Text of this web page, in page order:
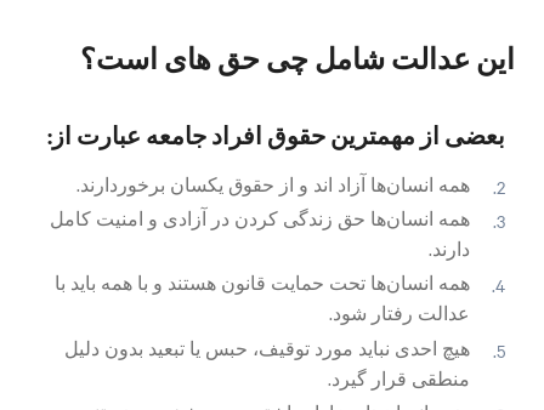
این عدالت شامل چی حق های است؟
بعضی از مهمترین حقوق افراد جامعه عبارت از:
همه انسان‌ها آزاد اند و از حقوق یکسان برخوردارند.
همه انسان‌ها حق زندگی کردن در آزادی و امنیت کامل
دارند.
همه انسان‌ها تحت حمایت قانون هستند و با همه باید با
عدالت رفتار شود.
هیچ احدی نباید مورد توقیف، حبس یا تبعید بدون دلیل
منطقی قرار گیرد.